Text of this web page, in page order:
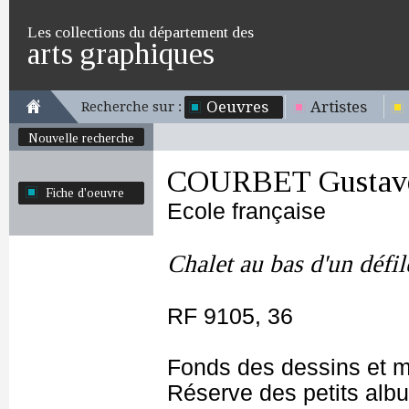
Les collections du département des
arts graphiques
Recherche sur : Oeuvres Artistes
Nouvelle recherche
Fiche d'oeuvre COURBET
Ecole française
Chalet au bas d'un
RF 9105, 36
Fonds des dessins et
Réserve des petits